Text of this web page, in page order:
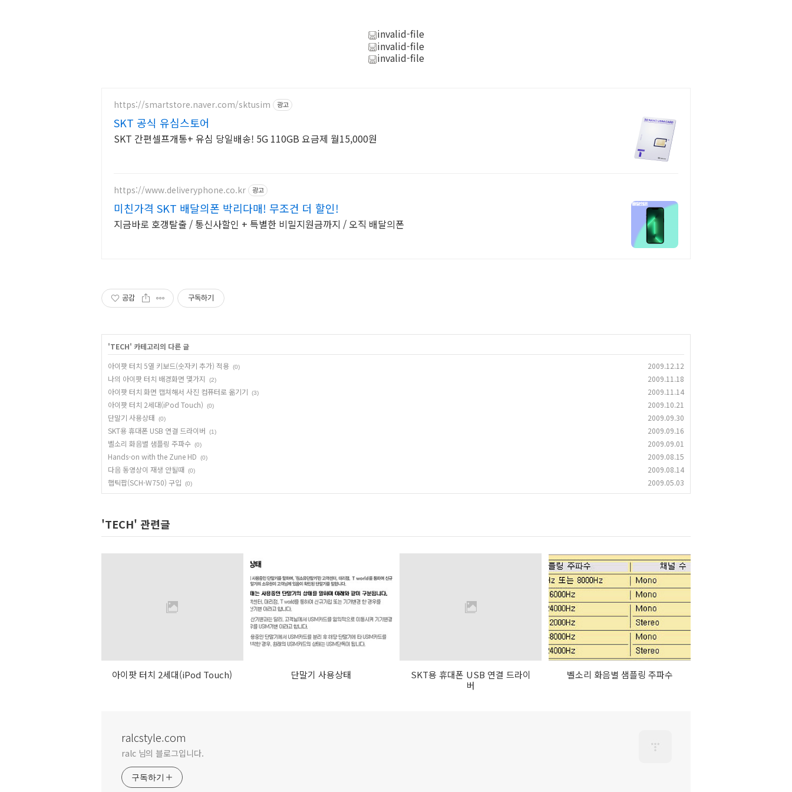
invalid-file
invalid-file
invalid-file
https://smartstore.naver.com/sktusim 광고
SKT 공식 유심스토어
SKT 간편셀프개통+ 유심 당일배송! 5G 110GB 요금제 월15,000원
https://www.deliveryphone.co.kr 광고
미친가격 SKT 배달의폰 박리다매! 무조건 더 할인!
지금바로 호갱탈출 / 통신사할인 + 특별한 비밀지원금까지 / 오직 배달의폰
공감 구독하기
'TECH' 카테고리의 다른 글
아이팟 터치 5열 키보드(숫자키 추가) 적용 (0) 2009.12.12
나의 아이팟 터치 배경화면 몇가지 (2) 2009.11.18
아이팟 터치 화면 캡쳐해서 사진 컴퓨터로 옮기기 (3) 2009.11.14
아이팟 터치 2세대(iPod Touch) (0) 2009.10.21
단말기 사용상태 (0) 2009.09.30
SKT용 휴대폰 USB 연결 드라이버 (1) 2009.09.16
벨소리 화음별 샘플링 주파수 (0) 2009.09.01
Hands-on with the Zune HD (0) 2009.08.15
다음 동영상이 재생 안될때 (0) 2009.08.14
햅틱팝(SCH-W750) 구입 (0) 2009.05.03
'TECH' 관련글
아이팟 터치 2세대(iPod Touch) 단말기 사용상태
SKT용 휴대폰 USB 연결 드라이
버
벨소리 화음별 샘플링 주파수
ralcstyle.com
ralc 님의 블로그입니다.
구독하기